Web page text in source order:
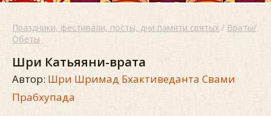
Праздники, фестивали, посты, дни памяти святых / Враты/
Обеты
Шри Катьяяни-врата
Автор: Шри Шримад Бхактиведанта Свами
Прабхупада